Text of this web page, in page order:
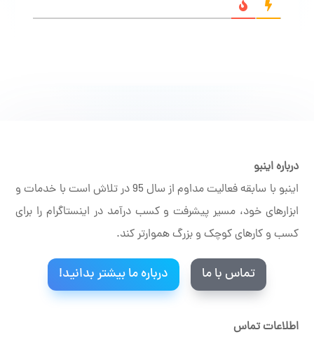
درباره اینبو
اینبو با سابقه فعالیت مداوم از سال 95 در تلاش است با خدمات و
ابزارهای خود، مسیر پیشرفت و کسب درآمد در اینستاگرام را برای
کسب و کارهای کوچک و بزرگ هموارتر کند.
تماس با ما درباره ما بیشتر بدانید!
اطلاعات تماس